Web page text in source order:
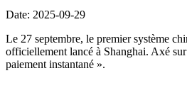
Date: 2025-09-29
Le 27 septembre, le premier système
officiellement lancé à Shanghai. Axé
paiement instantané ».